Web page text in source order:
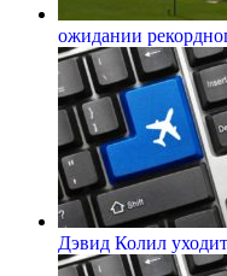
ожидании
Дэвид Колил